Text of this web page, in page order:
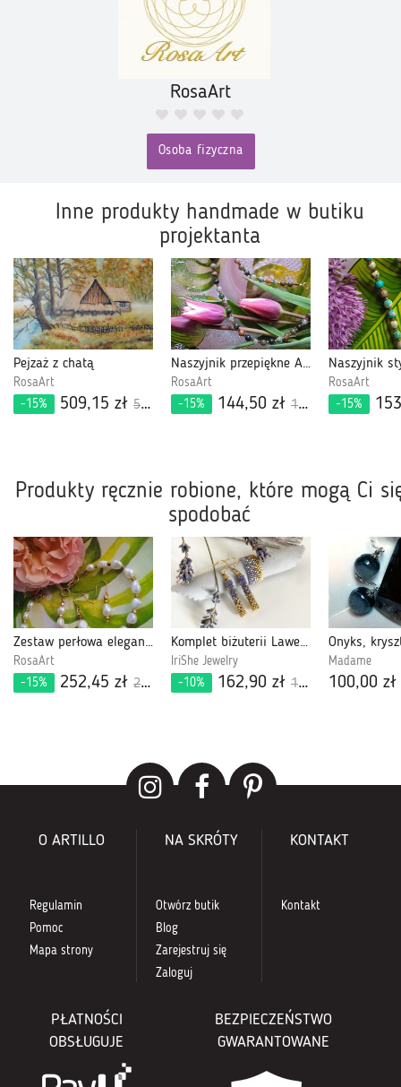
RosaArt
Osoba fizyczna
Inne produkty handmade w butiku
projektanta
Pejzaż z chatą
RosaArt
-15%
509,15 zł 599,00 zł
Naszyjnik przepiękne Agaty Indyjskie
RosaArt
-15%
144,50 zł 170,00 zł
RosaArt
-15%
Produkty ręcznie robione, które mogą Ci
spodobać
Zestaw perłowa elegancja
RosaArt
-15%
252,45 zł 297,00 zł
Komplet biżuterii Lawenda: kolczyki i pierścionek z koralików Miyuki Delica
IriShe Jewelry
-10%
162,90 zł 181,00 zł
Madame
100,00 zł
O ARTILLO
Regulamin
Pomoc
Mapa strony
NA SKRÓTY
Otwórz butik
Blog
Zarejestruj się
Zaloguj
KONTAKT
Kontakt
PŁATNOŚCI
OBSŁUGUJE
BEZPIECZEŃSTWO
GWARANTOWANE